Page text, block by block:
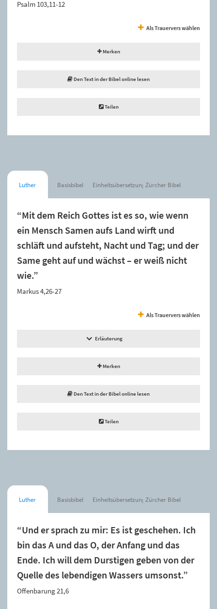
Psalm 103,11-12
Als Trauervers wählen
Merken
Den Text in der Bibel online lesen
Teilen
Luther Basisbibel Einheitsübersetzung Zürcher Bibel
“Mit dem Reich Gottes ist es so, wie wenn
ein Mensch Samen aufs Land wirft und
schläft und aufsteht, Nacht und Tag; und der
Same geht auf und wächst – er weiß nicht
wie.”
Markus 4,26-27
Als Trauervers wählen
Erläuterung
Merken
Den Text in der Bibel online lesen
Teilen
Luther Basisbibel Einheitsübersetzung Zürcher Bibel
“Und er sprach zu mir: Es ist geschehen. Ich
bin das A und das O, der Anfang und das
Ende. Ich will dem Durstigen geben von der
Quelle des lebendigen Wassers umsonst.”
Offenbarung 21,6